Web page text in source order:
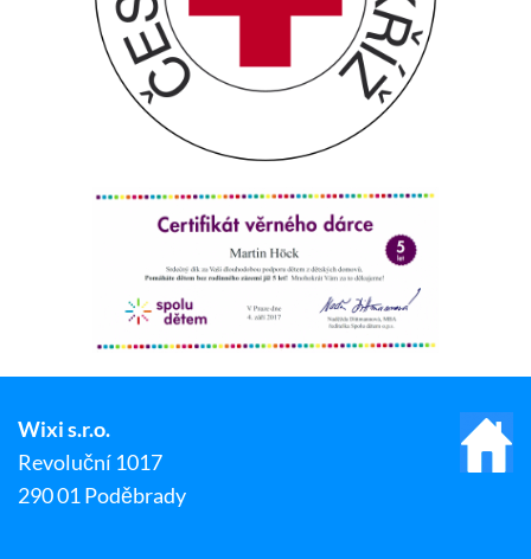
Wixi s.r.o.
Revoluční 1017
290 01 Poděbrady